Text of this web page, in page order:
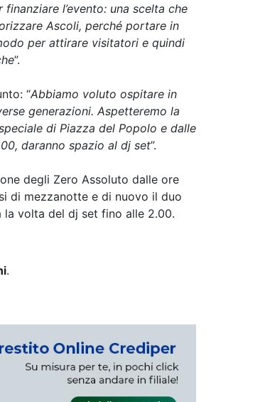
l’evento: una scelta che
Ascoli, perché portare in
per attirare visitatori e quindi
”.
“Abbiamo voluto ospitare in
generazioni. Aspetteremo la
di Piazza del Popolo e dalle
daranno spazio al dj set”.
degli Zero Assoluto dalle ore
di mezzanotte e di nuovo il duo
la volta del dj set fino alle 2.00.
.